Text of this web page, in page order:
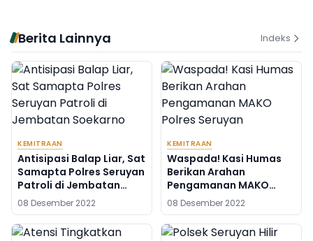
Berita Lainnya Indeks
KEMITRAAN
Antisipasi Balap Liar, Sat
Samapta Polres Seruyan
Patroli di Jembatan
Soekarno Kuala
Pembuang
08 Desember 2022
KEMITRAAN
Waspada! Kasi Humas
Berikan Arahan
Pengamanan MAKO
Polres Seruyan
08 Desember 2022